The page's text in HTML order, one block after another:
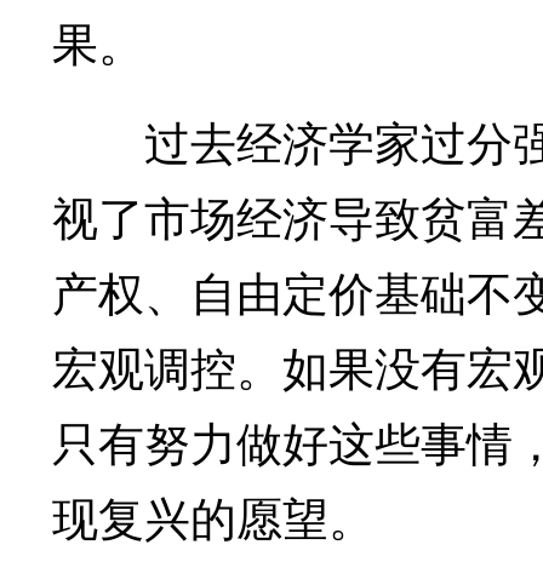
果。
过去经济学家过分
视了市场经济导致贫富
产权、自由定价基础不
宏观调控。如果没有宏
只有努力做好这些事情
现复兴的愿望。